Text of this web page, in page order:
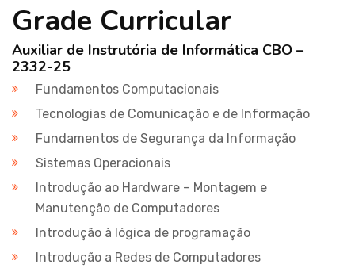
Grade Curricular
Auxiliar de Instrutória de Informática CBO –
2332-25
Fundamentos Computacionais
Tecnologias de Comunicação e de Informação
Fundamentos de Segurança da Informação
Sistemas Operacionais
Introdução ao Hardware – Montagem e
Manutenção de Computadores
Introdução à lógica de programação
Introdução a Redes de Computadores